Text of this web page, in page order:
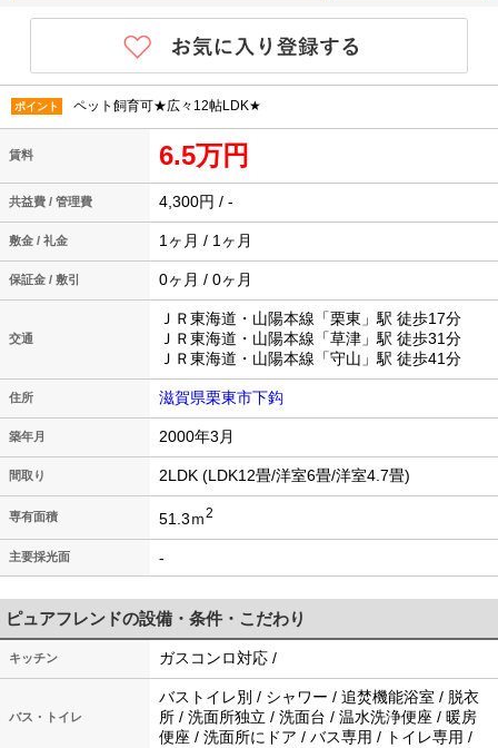
ポイント ペット飼育可★広々12帖LDK★
賃料 6.5万円
共益費 / 管理費 4,300円 / -
敷金 / 礼金 1ヶ月 / 1ヶ月
保証金 / 敷引 0ヶ月 / 0ヶ月
交通
ＪＲ東海道・山陽本線「栗東」駅 徒歩17分
ＪＲ東海道・山陽本線「草津」駅 徒歩31分
ＪＲ東海道・山陽本線「守山」駅 徒歩41分
住所 滋賀県栗東市下鈎
築年月 2000年3月
間取り 2LDK (LDK12畳/洋室6畳/洋室4.7畳)
専有面積 51.3ｍ2
主要採光面 -
ピュアフレンドの設備・条件・こだわり
キッチン ガスコンロ対応 /
バス・トイレ
バストイレ別 / シャワー / 追焚機能浴室 / 脱衣
所 / 洗面所独立 / 洗面台 / 温水洗浄便座 / 暖房
便座 / 洗面所にドア / バス専用 / トイレ専用 /